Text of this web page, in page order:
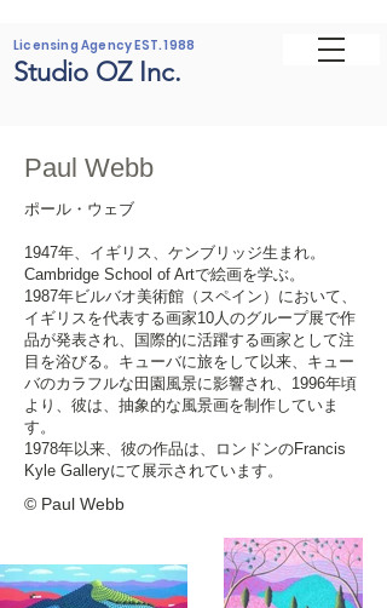
Licensing Agency EST. 1988
Studio OZ Inc.
Paul Webb
ポール・ウェブ
1947年、イギリス、ケンブリッジ生まれ。
Cambridge School of Artで絵画を学ぶ。
1987年ビルバオ美術館（スペイン）において、
イギリスを代表する画家10人のグループ展で作
品が発表され、国際的に活躍する画家として注
目を浴びる。キューバに旅をして以来、キュー
バのカラフルな田園風景に影響され、1996年頃
より、彼は、抽象的な風景画を制作していま
す。
1978年以来、彼の作品は、ロンドンのFrancis
Kyle Galleryにて展示されています。
©️ Paul Webb